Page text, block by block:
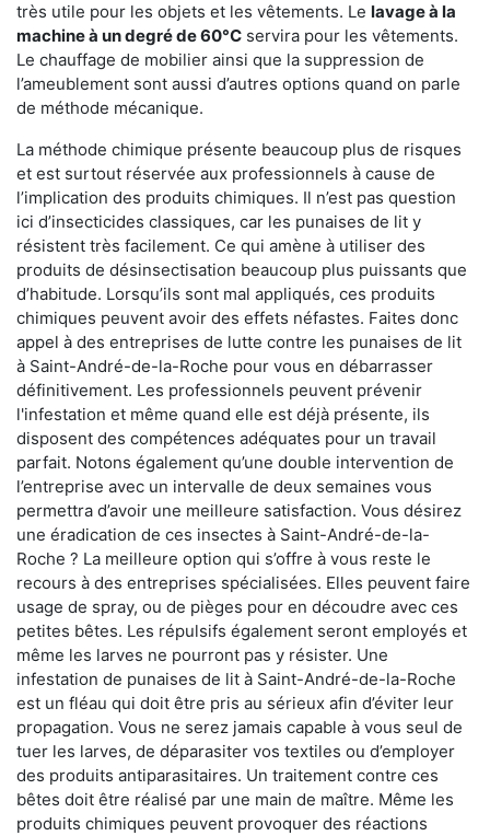
très utile pour les objets et les vêtements. Le lavage à la
machine à un degré de 60°C servira pour les vêtements.
Le chauffage de mobilier ainsi que la suppression de
l’ameublement sont aussi d’autres options quand on parle
de méthode mécanique.
La méthode chimique présente beaucoup plus de risques
et est surtout réservée aux professionnels à cause de
l’implication des produits chimiques. Il n’est pas question
ici d’insecticides classiques, car les punaises de lit y
résistent très facilement. Ce qui amène à utiliser des
produits de désinsectisation beaucoup plus puissants que
d’habitude. Lorsqu’ils sont mal appliqués, ces produits
chimiques peuvent avoir des effets néfastes. Faites donc
appel à des entreprises de lutte contre les punaises de lit
à Saint-André-de-la-Roche pour vous en débarrasser
définitivement. Les professionnels peuvent prévenir
l'infestation et même quand elle est déjà présente, ils
disposent des compétences adéquates pour un travail
parfait. Notons également qu’une double intervention de
l’entreprise avec un intervalle de deux semaines vous
permettra d’avoir une meilleure satisfaction. Vous désirez
une éradication de ces insectes à Saint-André-de-la-
Roche ? La meilleure option qui s’offre à vous reste le
recours à des entreprises spécialisées. Elles peuvent faire
usage de spray, ou de pièges pour en découdre avec ces
petites bêtes. Les répulsifs également seront employés et
même les larves ne pourront pas y résister. Une
infestation de punaises de lit à Saint-André-de-la-Roche
est un fléau qui doit être pris au sérieux afin d’éviter leur
propagation. Vous ne serez jamais capable à vous seul de
tuer les larves, de déparasiter vos textiles ou d’employer
des produits antiparasitaires. Un traitement contre ces
bêtes doit être réalisé par une main de maître. Même les
produits chimiques peuvent provoquer des réactions